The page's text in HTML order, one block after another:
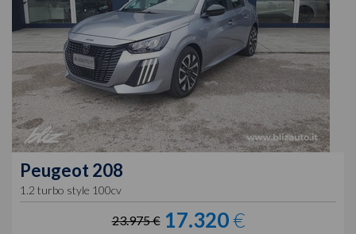
Peugeot 208
1.2 turbo style 100cv
23.975 € 17.320€